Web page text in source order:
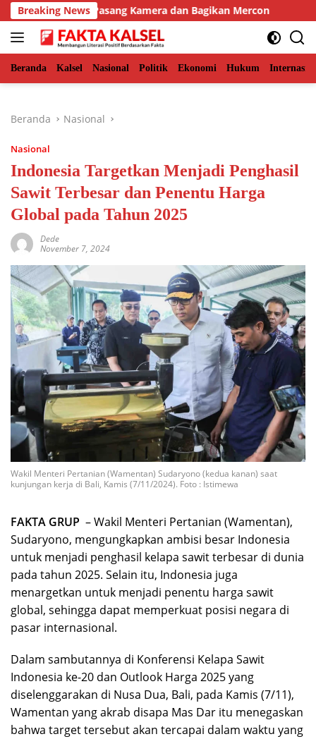
Langsung
ke
konten
Breaking News
BKSDA Pasang Kamera dan Bagikan Mercon
Beranda Kalsel Nasional Politik Ekonomi Hukum
Beranda Nasional
Nasional
Indonesia Targetkan Menjadi Penghasil
Sawit Terbesar dan Penentu Harga
Global pada Tahun 2025
Dede
November 7, 2024
Wakil Menteri Pertanian (Wamentan) Sudaryono (kedua kanan) saat
kunjungan kerja di Bali, Kamis (7/11/2024). Foto : Istimewa
FAKTA GRUP – Wakil Menteri Pertanian (Wamentan),
Sudaryono, mengungkapkan ambisi besar Indonesia
untuk menjadi penghasil kelapa sawit terbesar di dunia
pada tahun 2025. Selain itu, Indonesia juga
menargetkan untuk menjadi penentu harga sawit
global, sehingga dapat memperkuat posisi negara di
pasar internasional.
Dalam sambutannya di Konferensi Kelapa Sawit
Indonesia ke-20 dan Outlook Harga 2025 yang
diselenggarakan di Nusa Dua, Bali, pada Kamis (7/11),
Wamentan yang akrab disapa Mas Dar itu menegaskan
bahwa target tersebut akan tercapai dalam waktu yang